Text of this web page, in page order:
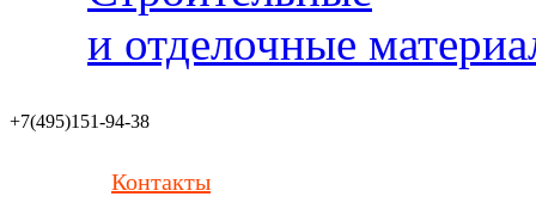
и отделочные
+7(495)151-94-38
Контакты